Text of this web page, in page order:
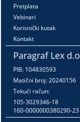
Pretplata
Vebinari
Korisnički kutak
Kontakt
Paragraf Lex
PIB: 104830593
Matični broj: 20240156
Tekući račun:
105-3029346-18
160-0000000380290-23